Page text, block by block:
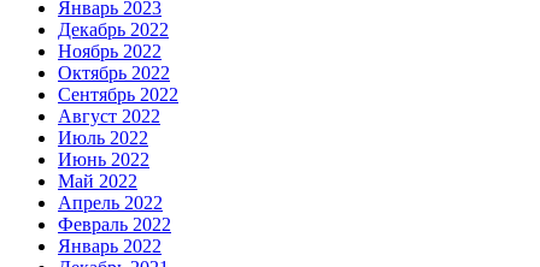
Январь 2023
Декабрь 2022
Ноябрь 2022
Октябрь 2022
Сентябрь 2022
Август 2022
Июль 2022
Июнь 2022
Май 2022
Апрель 2022
Февраль 2022
Январь 2022